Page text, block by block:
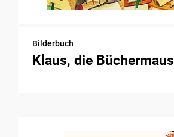
Bilderbuch
Klaus, die Büchermaus